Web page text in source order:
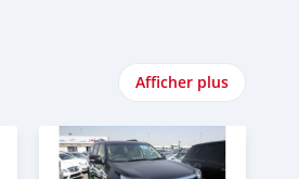
Afficher plus